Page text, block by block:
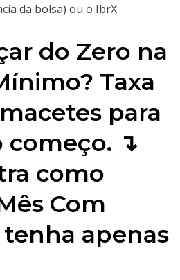
da bolsa) ou o IbrX
do Zero na
Taxa
para
começo. ↴
como
Com
apenas